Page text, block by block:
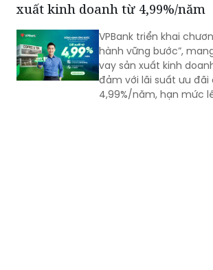
xuất kinh doanh từ 4,99%/năm
VPBank triển khai
hành vững bước”,
vay sản xuất kinh
đảm với lãi suất ưu đãi
4,99%/năm, hạn mức